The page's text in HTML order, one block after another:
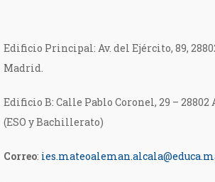
Edificio Principal: Av. del Ejército, 89,
Madrid.
Edificio B: Calle Pablo Coronel, 29 – 28802
(ESO y Bachillerato)
Correo: